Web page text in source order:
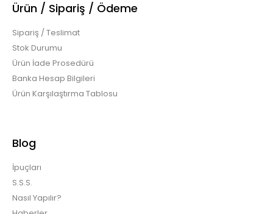
Konic Minolta 610 Touch PanelMinolta Touch
Panel Smart markasının fabrikalarında üretilmiş..
Ürün / Sipariş / Ödeme
Sipariş / Teslimat
Stok Durumu
Ürün İade Prosedürü
Banka Hesap Bilgileri
Ürün Karşılaştırma Tablosu
Blog
İpuçları
S.S.S.
Nasıl Yapılır?